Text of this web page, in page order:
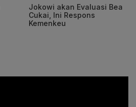
Jokowi akan Evaluasi Bea
Cukai, Ini Respons
Kemenkeu